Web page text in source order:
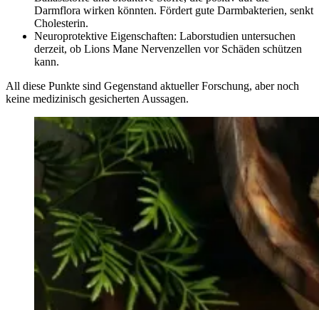
Darmflora wirken könnten. Fördert gute Darmbakterien, senkt
Cholesterin.
Neuroprotektive Eigenschaften: Laborstudien untersuchen
derzeit, ob Lions Mane Nervenzellen vor Schäden schützen
kann.
All diese Punkte sind Gegenstand aktueller Forschung, aber noch
keine medizinisch gesicherten Aussagen.